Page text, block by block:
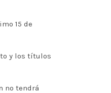
15 de
y los títulos
no tendrá